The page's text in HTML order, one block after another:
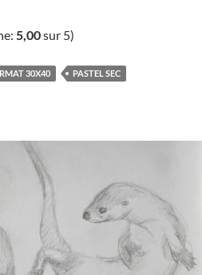
5,00sur 5)
30X40
PASTEL SEC